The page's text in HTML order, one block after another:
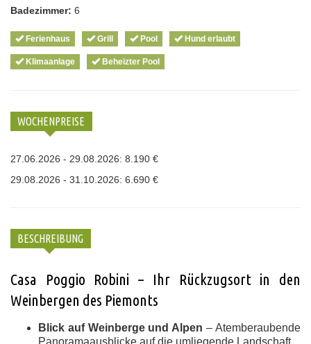
Badezimmer: 6
Ferienhaus Grill Pool Hund erlaubt
Klimaanlage Beheizter Pool
WOCHENPREISE
27.06.2026 - 29.08.2026: 8.190 €
29.08.2026 - 31.10.2026: 6.690 €
BESCHREIBUNG
Casa Poggio Robini – Ihr Rückzugsort in den
Weinbergen des Piemonts
Blick auf Weinberge und Alpen – Atemberaubende
Panoramaausblicke auf die umliegende Landschaft.